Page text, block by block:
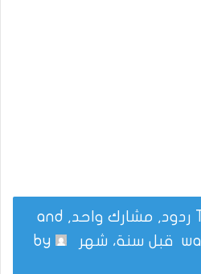
This topic has 0 ردود, مشارك واحد, and
قبل سنة، شهر